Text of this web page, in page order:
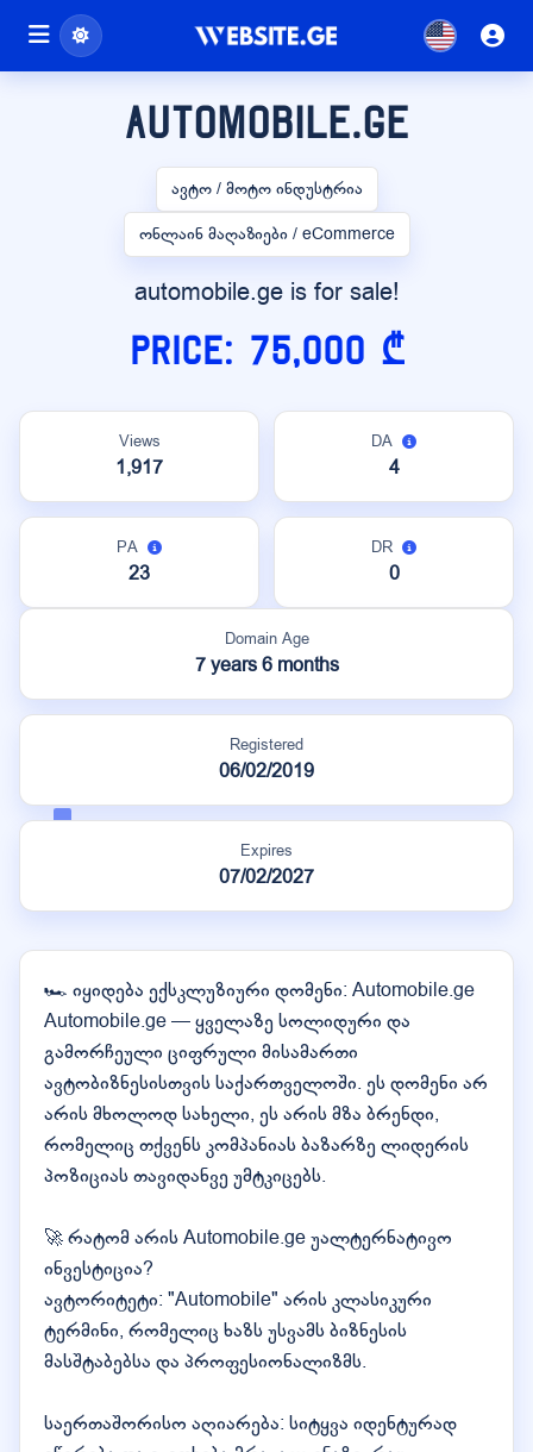
automobile.ge
ავტო / მოტო ინდუსტრია
ონლაინ მაღაზიები / eCommerce
automobile.ge is for sale!
Price: 75,000 ₾
Views
1,917
DA
4
PA
23
DR
0
Domain Age
7 years 6 months
Registered
06/02/2019
Expires
07/02/2027
🏎️ იყიდება ექსკლუზიური დომენი: Automobile.ge
Automobile.ge — ყველაზე სოლიდური და
გამორჩეული ციფრული მისამართი
ავტობიზნესისთვის საქართველოში. ეს დომენი არ
არის მხოლოდ სახელი, ეს არის მზა ბრენდი,
რომელიც თქვენს კომპანიას ბაზარზე ლიდერის
პოზიციას თავიდანვე უმტკიცებს.
🚀 რატომ არის Automobile.ge უალტერნატივო
ინვესტიცია?
ავტორიტეტი: "Automobile" არის კლასიკური
ტერმინი, რომელიც ხაზს უსვამს ბიზნესის
მასშტაბებსა და პროფესიონალიზმს.
საერთაშორისო აღიარება: სიტყვა იდენტურად